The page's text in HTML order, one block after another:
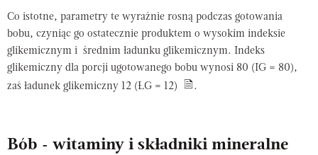
Co istotne, parametry te wyraźnie rosną podczas gotowania
bobu, czyniąc go ostatecznie produktem o wysokim indeksie
glikemicznym i średnim ładunku glikemicznym. Indeks
glikemiczny dla porcji ugotowanego bobu wynosi 80 (IG = 80),
zaś ładunek glikemiczny 12 (ŁG = 12)
.
Bób - witaminy i składniki mineralne